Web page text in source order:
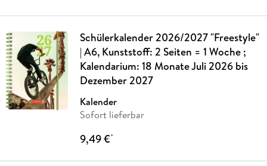
Schülerkalender 2026/2027 "Freestyle"
| A6, Kunststoff: 2 Seiten = 1 Woche ;
Kalendarium: 18 Monate Juli 2026 bis
Dezember 2027
Kalender
Sofort lieferbar
9,49 €*